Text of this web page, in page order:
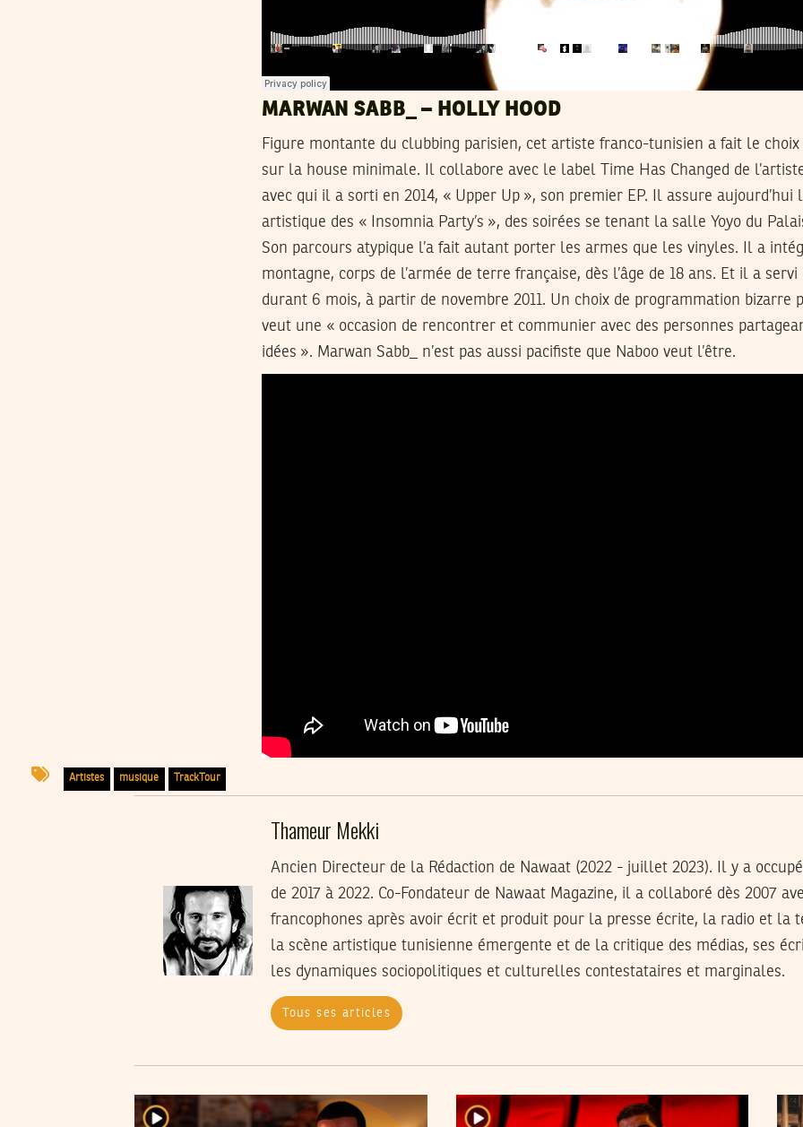
MARWAN SABB_ – HOLLY HOOD
Figure montante du clubbing parisien, cet artiste franco-tunisien a fait le
sur la house minimale. Il collabore avec le label Time Has Changed de
avec qui il a sorti en 2014, « Upper Up », son premier EP. Il assure aujourd’hui
artistique des « Insomnia Party’s », des soirées se tenant la salle Yoyo du
Son parcours atypique l’a fait autant porter les armes que les vinyles. Il a
montagne, corps de l’armée de terre française, dès l’âge de 18 ans. Et il a
durant 6 mois, à partir de novembre 2011. Un choix de programmation bizarre
veut une « occasion de rencontrer et communier avec des personnes
idées ». Marwan Sabb_ n’est pas aussi pacifiste que Naboo veut l’être.
Artistes musique TrackTour
Thameur Mekki
Ancien Directeur de la Rédaction de Nawaat (2022 - juillet 2023). Il y a
de 2017 à 2022. Co-Fondateur de Nawaat Magazine, il a collaboré dès 2007
francophones après avoir écrit et produit pour la presse écrite, la radio et la
la scène artistique tunisienne émergente et de la critique des médias, ses
les dynamiques sociopolitiques et culturelles contestataires et marginales.
Tous ses articles